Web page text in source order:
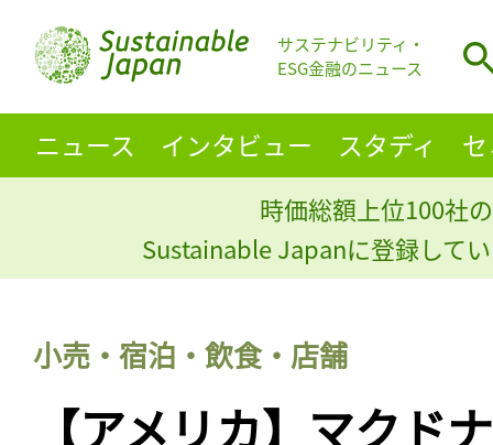
サステナビリティ・
ESG金融のニュース
ニュース インタビュー スタディ
時価総額上位100社
Sustainable Japanに登録して
小売・宿泊・飲食・店舗
【アメリカ】マクド